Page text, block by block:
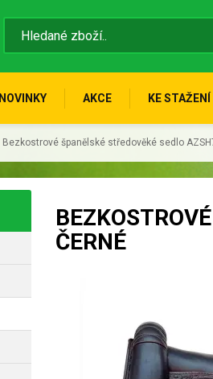
NOVINKY AKCE KE STAŽENÍ
Bezkostrové španělské středověké sedlo
ČERNÉ